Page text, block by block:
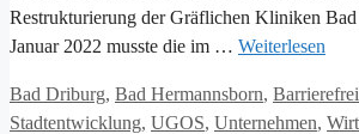
Restrukturierung der Gräflichen Kliniken
Januar 2022 musste die im … Weiterlesen
Kategorien
Bad Driburg, Bad Hermannsborn,
Stadtentwicklung, UGOS, Unternehmen,